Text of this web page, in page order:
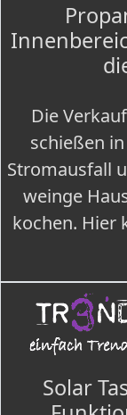
Die
schießen
Stromausfall
weinge
kochen. Hier
Solar